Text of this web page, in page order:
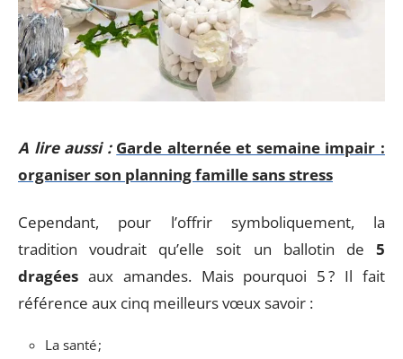
A lire aussi : Garde alternée et semaine impair :
organiser son planning famille sans stress
Cependant, pour l’offrir symboliquement, la
tradition voudrait qu’elle soit un ballotin de 5
dragées aux amandes. Mais pourquoi 5 ? Il fait
référence aux cinq meilleurs vœux savoir :
La santé ;